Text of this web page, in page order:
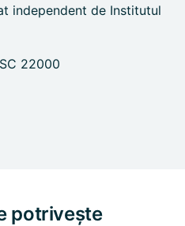
independent de Institutul
22000
potrivește